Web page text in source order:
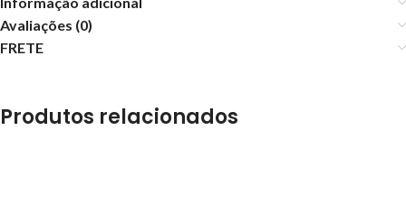
Avaliações (0)
FRETE
Produtos relacionados